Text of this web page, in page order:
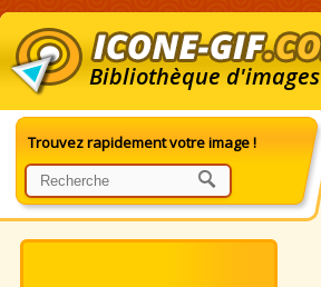
Bibliothèque d'images
Trouvez rapidement votre image !